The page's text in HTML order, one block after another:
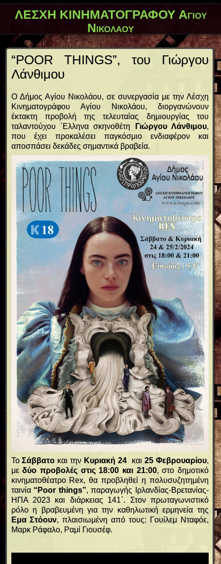
ΛΕΣΧΗ ΚΙΝΗΜΑΤΟΓΡΑΦΟΥ Αγίου
Νικολάου
“POOR THINGS”, του Γιώργου
Λάνθιμου
Ο Δήμος Αγίου Νικολάου, σε συνεργασία με την Λέσχη
Κινηματογράφου Αγίου Νικολάου, διοργανώνουν
έκτακτη προβολή της τελευταίας δημιουργίας του
ταλαντούχου ΄Ελληνα σκηνοθέτη
Γιώργου Λάνθιμου,
που έχει προκαλέσει παγκόσμιο ενδιαφέρον και
αποσπάσει δεκάδες σημαντικά βραβεία.
ΤοΣάββατο και την Κυριακή 24 και 25 Φεβρουαρίου,
μεδύο προβολές στις 18:00 και 21:00, στο δημοτικό
κινηματοθέατρο Rex, θα προβληθεί η πολυσυζητημένη
ταινία “Poor things”, παραγωγής Ιρλανδίας-Βρετανίας-
ΗΠΑ 2023 και διάρκειας 141΄. Στον πρωταγωνιστικό
ρόλο η βραβευμένη για την καθηλωτική ερμηνεία της
Εμα Στόουν, πλαισιωμένη από τους: Γουίλεμ Νταφόε,
Μαρκ Ράφαλο, Ραμί Γιουσέφ.